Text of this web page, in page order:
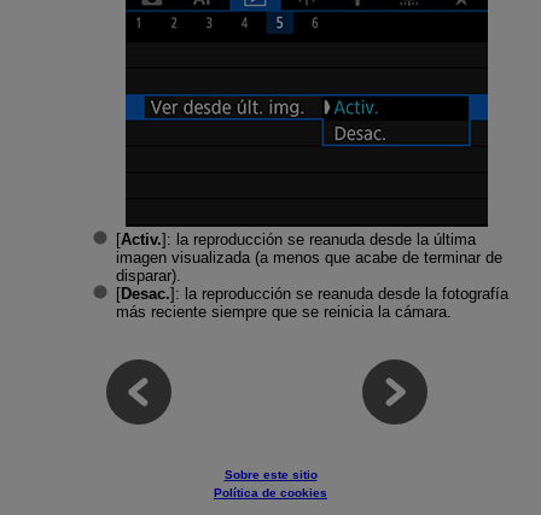
[Activ.]: la reproducción se reanuda desde la última
imagen visualizada (a menos que acabe de terminar de
disparar).
[Desac.]: la reproducción se reanuda desde la fotografía
más reciente siempre que se reinicia la cámara.
Sobre este sitio
Política de cookies